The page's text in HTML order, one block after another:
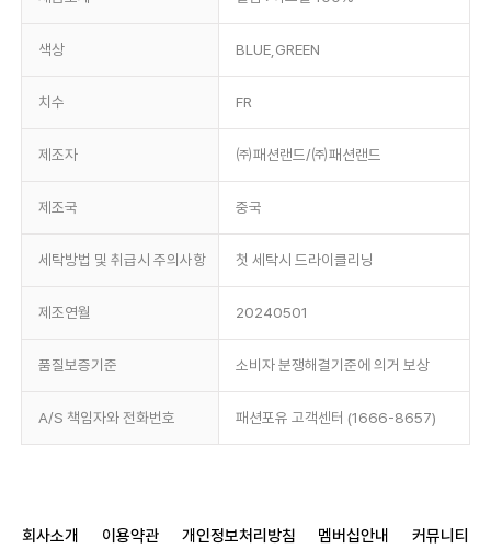
색상 BLUE,GREEN
치수 FR
제조자 ㈜패션랜드/㈜패션랜드
제조국 중국
세탁방법 및 취급시 주의사항 첫 세탁시 드라이클리닝
제조연월 20240501
품질보증기준 소비자 분쟁해결기준에 의거 보상
A/S 책임자와 전화번호 패션포유 고객센터 (1666-8657)
회사소개 이용약관 개인정보처리방침 멤버십안내 커뮤니티